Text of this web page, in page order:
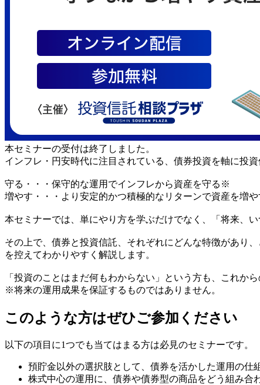
本セミナーの受付は終了しました。
インフレ・円安時代に注目されている、債券投資を軸に投
守る・・・保守的な運用でインフレから資産を守る※
増やす・・・より安定的かつ積極的なリターンで資産を増や
本セミナーでは、単にやり方を学ぶだけでなく、「将来、
その上で、債券と投資信託、それぞれにどんな特徴があり
を控えてわかりやすく解説します。
「投資のことはまだ何もわからない」という方も、これか
※将来の運用成果を保証するものではありません。
このような方はぜひご参加ください
以下の項目に1つでも当てはまる方は必見のセミナーです。
預貯金以外の選択肢として、債券を活かした運用の仕
株式中心の運用に、債券や債券型の商品をどう組み合